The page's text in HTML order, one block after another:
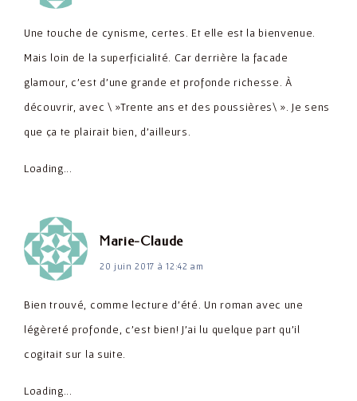
Une touche de cynisme, certes. Et elle est la bienvenue.
Mais loin de la superficialité. Car derrière la facade
glamour, c'est d'une grande et profonde richesse. À
découvrir, avec \ »Trente ans et des poussières\ ». Je sens
que ça te plairait bien, d'ailleurs.
Loading...
Marie-Claudedit :
20 juin 2017 à 12:42 am
Bien trouvé, comme lecture d'été. Un roman avec une
légèreté profonde, c'est bien! J'ai lu quelque part qu'il
cogitait sur la suite.
Loading...